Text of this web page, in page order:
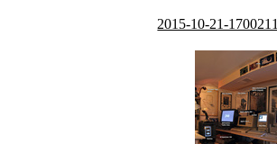
2015-10-21-1700211